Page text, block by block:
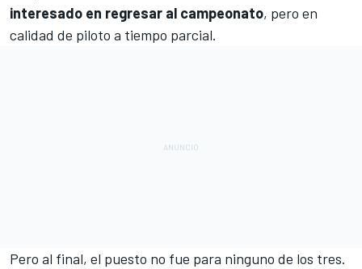
interesado en regresar al campeonato, pero en
calidad de piloto a tiempo parcial.
Pero al final, el puesto no fue para ninguno de los tres.